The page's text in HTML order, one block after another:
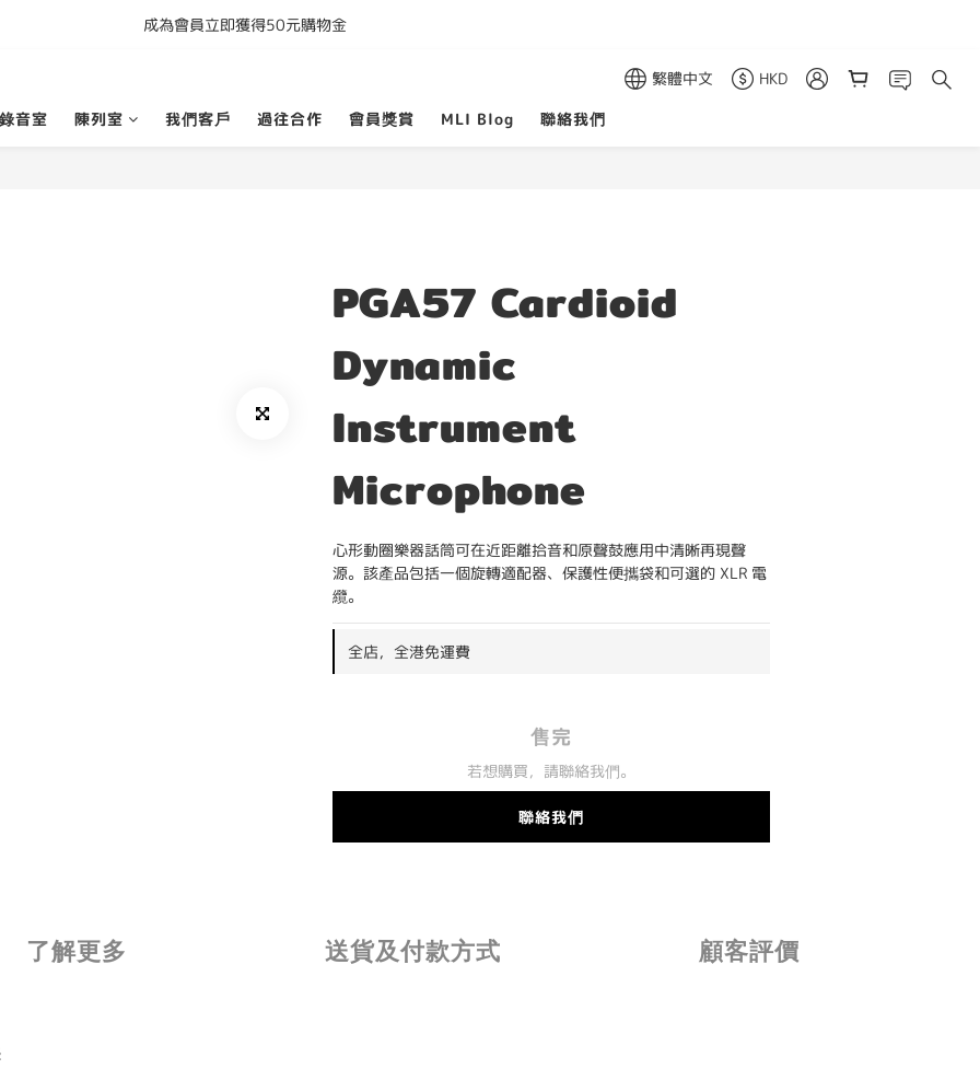
購買任何產品即享全港免運費
成為會員立即獲得50元購物金
繁體中文
HKD
錄音室
陳列室 我們客戶 過往合作 會員獎賞 MLI Blog 聯絡我們
PGA57 Cardioid
Dynamic
Instrument
Microphone
心形動圈樂器話筒可在近距離拾音和原聲鼓應用中清晰再現聲
源。該產品包括一個旋轉適配器、保護性便攜袋和可選的 XLR 電
纜。
全店，全港免運費
售完
若想購買，請聯絡我們。
聯絡我們
了解更多 送貨及付款方式 顧客評價